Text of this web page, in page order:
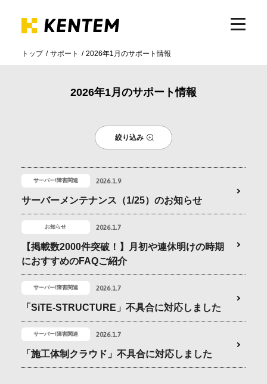
サポート
採用情報
トップ サポート 2026年1月のサポート情報
2026年1月のサポート情報
絞り込み
サーバー/障害関連 2026.1.9
サーバーメンテナンス（1/25）のお知らせ
お知らせ 2026.1.7
【掲載数2000件突破！】月初や連休明けの時期
におすすめのFAQご紹介
サーバー/障害関連 2026.1.7
「SiTE-STRUCTURE」不具合に対応しました
サーバー/障害関連 2026.1.7
「施工体制クラウド」不具合に対応しました